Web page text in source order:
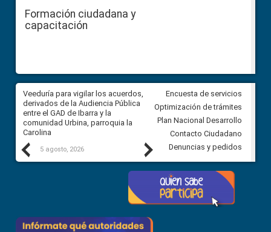
Formación ciudadana y
capacitación
Previous
Veeduría para vigilar los acuerdos,
derivados de la Audiencia Pública
entre el GAD de Ibarra y la
comunidad Urbina, parroquia la
Carolina
5 agosto, 2026
CPCCS convoca a Veeduría
Ciudadana para vigilar el
5 agosto, 2026
Next
Encuesta de servicios
Optimización de trámites
Plan Nacional Desarrollo
Contacto Ciudadano
Denuncias y pedidos